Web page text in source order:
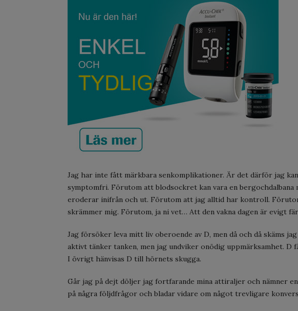
Jag har inte fått märkbara senkomplikationer. Är det därför jag
symptomfri. Förutom att blodsockret kan vara en bergochdalbana
eroderar inifrån och ut. Förutom att jag alltid har kontroll.
skrämmer mig. Förutom, ja ni vet… Att den vakna dagen är evigt
Jag försöker leva mitt liv oberoende av D, men då och då skäms
aktivt tänker tanken, men jag undviker onödig uppmärksamhet. D
I övrigt hänvisas D till hörnets skugga.
Går jag på dejt döljer jag fortfarande mina attiraljer och nämner
på några följdfrågor och bladar vidare om något trevligare